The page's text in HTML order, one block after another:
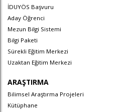
İDUYÖS Başvuru
Aday Öğrenci
Mezun Bilgi Sistemi
Bilgi Paketi
Sürekli Eğitim Merkezi
Uzaktan Eğitim Merkezi
ARAŞTIRMA
Bilimsel Araştırma Projeleri
Kütüphane